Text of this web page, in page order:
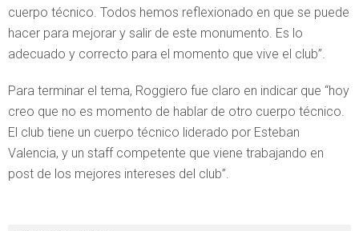
cuerpo técnico. Todos hemos reflexionado en que se puede
hacer para mejorar y salir de este monumento. Es lo
adecuado y correcto para el momento que vive el club”.
Para terminar el tema, Roggiero fue claro en indicar que “hoy
creo que no es momento de hablar de otro cuerpo técnico.
El club tiene un cuerpo técnico liderado por Esteban
Valencia, y un staff competente que viene trabajando en
post de los mejores intereses del club”.